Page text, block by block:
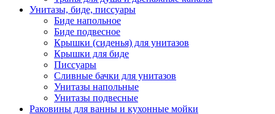
Унитазы, биде, писсуары
Биде напольное
Биде подвесное
Крышки (сиденья) для унитазов
Крышки для биде
Писсуары
Сливные бачки для унитазов
Унитазы напольные
Унитазы подвесные
Раковины для ванны и кухонные мойки